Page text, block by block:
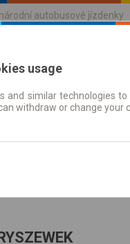
autobusové jízdenky
Jízdni řády a jízdenky
usage
and similar technologies
withdraw or change